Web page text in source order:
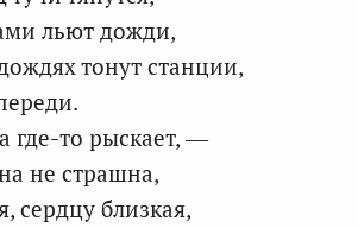
льют дожди,
тонут станции,
где-то рыскает, —
не страшна,
сердцу близкая,